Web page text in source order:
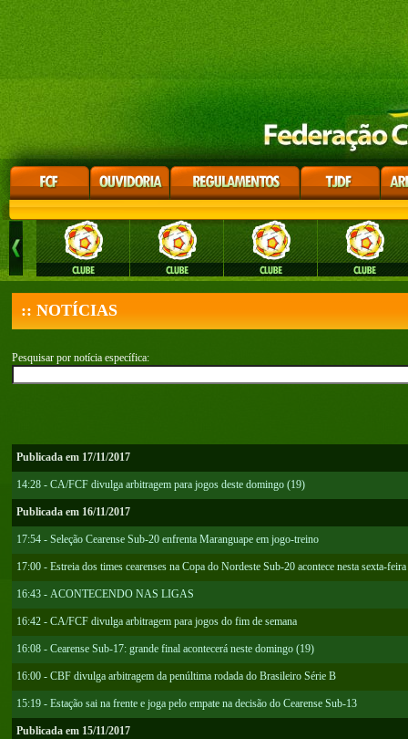
:: NOTÍCIAS
Pesquisar por notícia específica:
Publicada em 17/11/2017
14:28 - CA/FCF divulga arbitragem para jogos deste domingo (19)
Publicada em 16/11/2017
17:54 - Seleção Cearense Sub-20 enfrenta Maranguape em jogo-treino
17:00 - Estreia dos times cearenses na Copa do Nordeste Sub-20 acontece nesta sexta-
16:43 - ACONTECENDO NAS LIGAS
16:42 - CA/FCF divulga arbitragem para jogos do fim de semana
16:08 - Cearense Sub-17: grande final acontecerá neste domingo (19)
16:00 - CBF divulga arbitragem da penúltima rodada do Brasileiro Série B
15:19 - Estação sai na frente e joga pelo empate na decisão do Cearense Sub-13
Publicada em 15/11/2017